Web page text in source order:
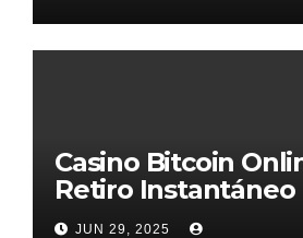
Casino Bitcoin
Retiro Instantáneo
JUN 29, 2025